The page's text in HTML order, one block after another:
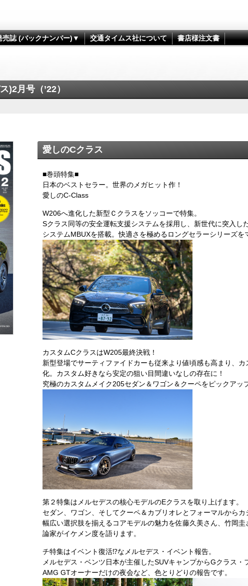
売誌 (バックナンバー)▼ 交通タイムス社について 書店様注文書
月号（’22）
愛しのCクラス
■巻頭特集■
日本のベストセラー。世界のメガヒット作！
愛しのC-Class
W206へ進化した新型Ｃクラスをソッコーで特集。
Sクラス同等の安全運転支援システムを採用し、新世代に突入し
システムMBUXを搭載。快適さを極めるロングセラーシリーズを
カスタムCクラスはW205最終決戦！
新型登場でサーティファイドカーも従来より値頃感も高まり、
化。カスタム好きなら安定の狙い目間違いなしの存在に！
究極のカスタムメイク205セダン＆ワゴン＆クーペをピックアップ
第２特集はメルセデスの核心モデルのEクラスを取り上げます。
セダン、ワゴン、そしてクーペ＆カブリオレとフォーマルからカ
幅広い選択肢を揃えるコアモデルの魅力を佐藤久美さん、竹岡
論家がイケメン度を語ります。
チ特集はイベント復活⁉︎なメルセデス・イベント報告。
メルセデス・ベンツ日本が主催したSUVキャンプからGクラス・
AMG GTオーナーだけの夜会など、色とりどりの報告です。